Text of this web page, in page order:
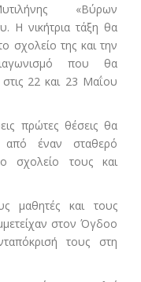
«Βύρων
Η νικήτρια τάξη θα
σχολείο της και την
που θα
στις 22 και 23 Μαΐου
πρώτες θέσεις θα
έναν σταθερό
σχολείο τους και
μαθητές και τους
στον Όγδοο
τους στη